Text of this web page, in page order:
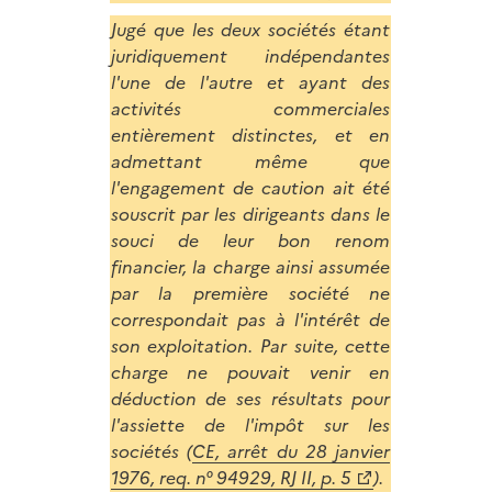
Jugé que les deux sociétés étant
juridiquement indépendantes
l'une de l'autre et ayant des
activités commerciales
entièrement distinctes, et en
admettant même que
l'engagement de caution ait été
souscrit par les dirigeants dans le
souci de leur bon renom
financier, la charge ainsi assumée
par la première société ne
correspondait pas à l'intérêt de
son exploitation. Par suite, cette
charge ne pouvait venir en
déduction de ses résultats pour
l'assiette de l'impôt sur les
sociétés (CE, arrêt du 28 janvier
1976, req. n° 94929, RJ II, p. 5
).